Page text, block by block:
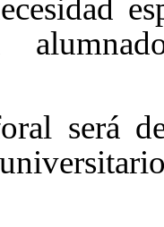
será